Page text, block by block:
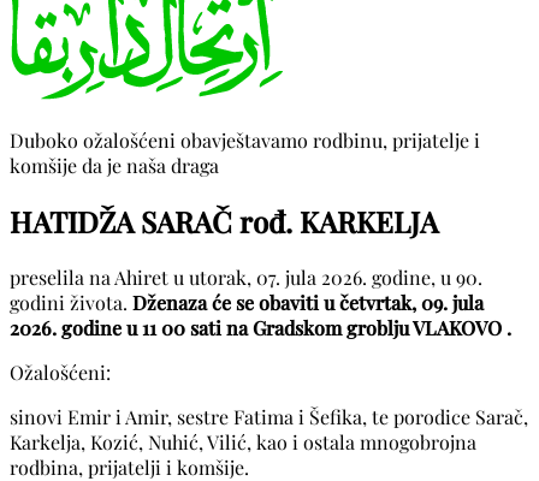
Duboko ožalošćeni obavještavamo rodbinu, prijatelje i
komšije da je naša draga
HATIDŽA SARAČ rođ. KARKELJA
preselila na Ahiret u utorak, 07. jula 2026. godine, u 90.
godini života. Dženaza će se obaviti u četvrtak, 09. jula
2026. godine u 11 00 sati na Gradskom groblju VLAKOVO .
Ožalošćeni:
sinovi Emir i Amir, sestre Fatima i Šefika, te porodice Sarač,
Karkelja, Kozić, Nuhić, Vilić, kao i ostala mnogobrojna
rodbina, prijatelji i komšije.